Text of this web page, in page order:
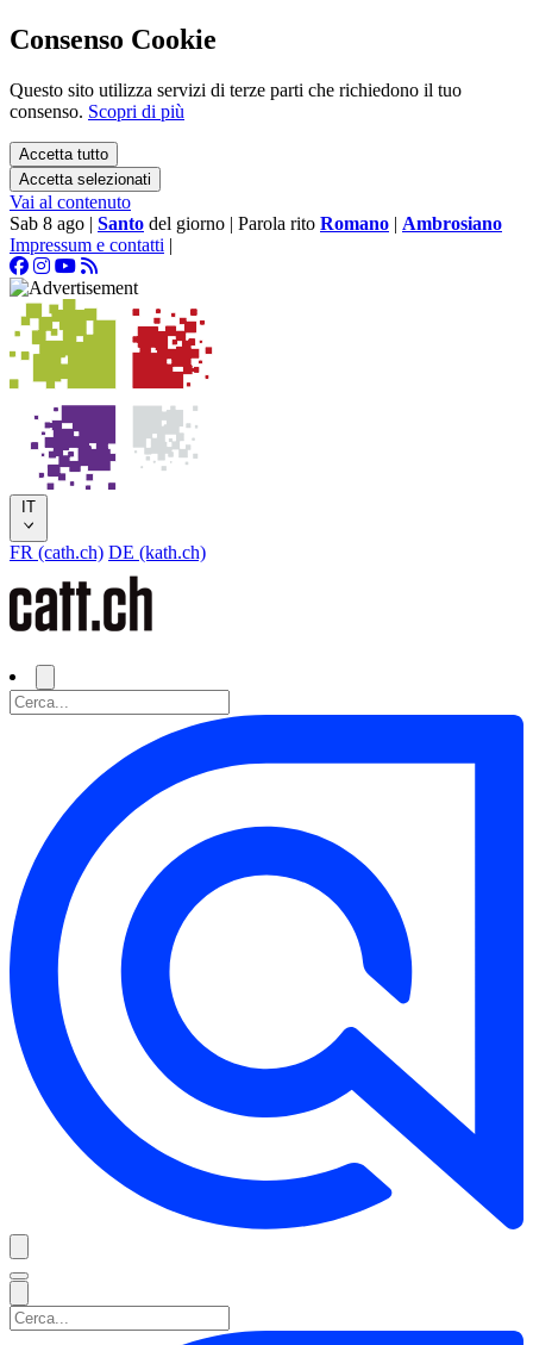
Consenso Cookie
Questo sito utilizza servizi di terze parti che richiedono il tuo
consenso. Scopri di più
Accetta tutto
Accetta selezionati
Vai al contenuto
Sab 8 ago | Santo del giorno | Parola rito Romano | Ambrosiano
Impressum e contatti |
IT
FR (cath.ch) DE (kath.ch)